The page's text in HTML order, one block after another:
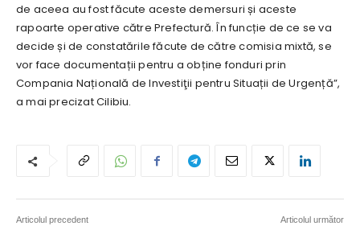
de aceea au fost făcute aceste demersuri și aceste
rapoarte operative către Prefectură. În funcție de ce se va
decide și de constatările făcute de către comisia mixtă, se
vor face documentații pentru a obține fonduri prin
Compania Națională de Investiţii pentru Situații de Urgență”,
a mai precizat Cilibiu.
Articolul precedent Articolul următor